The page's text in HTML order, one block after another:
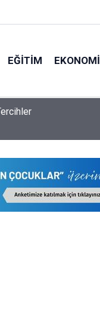
EĞITIM EKONOMI
Payı Anadolu